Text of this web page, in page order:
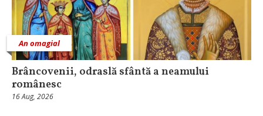
An omagial
Brâncovenii, odraslă sfântă a neamului
românesc
16 Aug, 2026